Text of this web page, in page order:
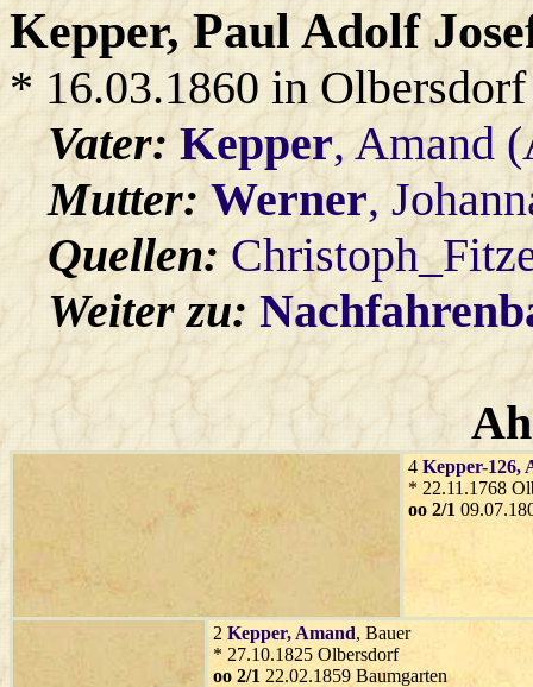
Kepper, Paul Adolf
* 16.03.1860 in Olbersdorf
Vater:Kepper, Amand
Mutter:Werner,
Quellen:
Weiter zu:
4 Kepper-126,
* 22.11.1768
oo 2/1
2 Kepper, Amand, Bauer
* 27.10.1825 Olbersdorf
oo 2/1 22.02.1859 Baumgarten